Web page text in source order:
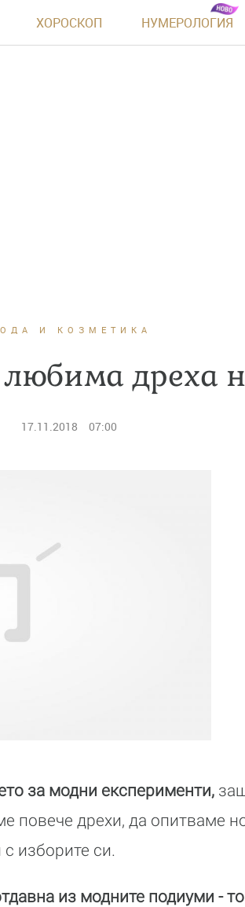
ХОРОСКОП НУМЕРОЛОГИЯ
И КОЗМЕТИКА
дреха
17.11.2018 07:00
за модни експерименти,
повече дрехи, да опитваме
изборите си.
из модните подиуми -